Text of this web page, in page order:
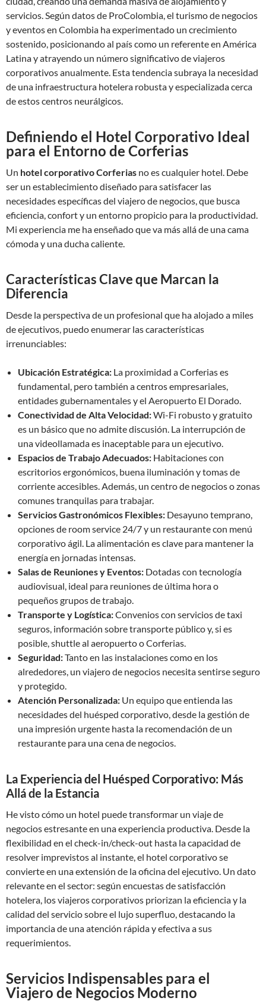
servicios. Según datos de ProColombia, el turismo de negocios
y eventos en Colombia ha experimentado un crecimiento
sostenido, posicionando al país como un referente en América
Latina y atrayendo un número significativo de viajeros
corporativos anualmente. Esta tendencia subraya la necesidad
de una infraestructura hotelera robusta y especializada cerca
de estos centros neurálgicos.
Definiendo el Hotel Corporativo Ideal
para el Entorno de Corferias
Un hotel corporativo Corferias no es cualquier hotel. Debe
ser un establecimiento diseñado para satisfacer las
necesidades específicas del viajero de negocios, que busca
eficiencia, confort y un entorno propicio para la productividad.
Mi experiencia me ha enseñado que va más allá de una cama
cómoda y una ducha caliente.
Características Clave que Marcan la
Diferencia
Desde la perspectiva de un profesional que ha alojado a miles
de ejecutivos, puedo enumerar las características
irrenunciables:
Ubicación Estratégica: La proximidad a Corferias es
fundamental, pero también a centros empresariales,
entidades gubernamentales y el Aeropuerto El Dorado.
Conectividad de Alta Velocidad:Wi-Fi robusto y gratuito
es un básico que no admite discusión. La interrupción de
una videollamada es inaceptable para un ejecutivo.
Espacios de Trabajo Adecuados: Habitaciones con
escritorios ergonómicos, buena iluminación y tomas de
corriente accesibles. Además, un centro de negocios o zonas
comunes tranquilas para trabajar.
Servicios Gastronómicos Flexibles: Desayuno temprano,
opciones de room service 24/7 y un restaurante con menú
corporativo ágil. La alimentación es clave para mantener la
energía en jornadas intensas.
Salas de Reuniones y Eventos: Dotadas con tecnología
audiovisual, ideal para reuniones de última hora o
pequeños grupos de trabajo.
Transporte y Logística:Convenios con servicios de taxi
seguros, información sobre transporte público y, si es
posible, shuttle al aeropuerto o Corferias.
Seguridad:Tanto en las instalaciones como en los
alrededores, un viajero de negocios necesita sentirse seguro
y protegido.
Atención Personalizada: Un equipo que entienda las
necesidades del huésped corporativo, desde la gestión de
una impresión urgente hasta la recomendación de un
restaurante para una cena de negocios.
La Experiencia del Huésped Corporativo: Más
Allá de la Estancia
He visto cómo un hotel puede transformar un viaje de
negocios estresante en una experiencia productiva. Desde la
flexibilidad en el check-in/check-out hasta la capacidad de
resolver imprevistos al instante, el hotel corporativo se
convierte en una extensión de la oficina del ejecutivo. Un dato
relevante en el sector: según encuestas de satisfacción
hotelera, los viajeros corporativos priorizan la eficiencia y la
calidad del servicio sobre el lujo superfluo, destacando la
importancia de una atención rápida y efectiva a sus
requerimientos.
Servicios Indispensables para el
Viajero de Negocios Moderno